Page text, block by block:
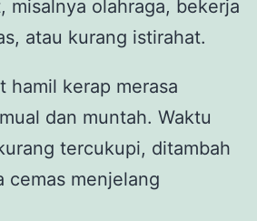
misalnya olahraga, bekerja
atau kurang istirahat.
hamil kerap merasa
dan muntah. Waktu
tercukupi, ditambah
cemas menjelang